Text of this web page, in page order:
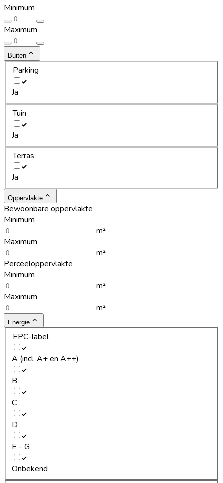
Minimum
Maximum
Buiten
Parking
Ja
Tuin
Ja
Terras
Ja
Oppervlakte
Bewoonbare oppervlakte
Minimum
m²
Maximum
m²
Perceeloppervlakte
Minimum
m²
Maximum
m²
Energie
EPC-label
A (incl. A+ en A++)
B
C
D
E - G
Onbekend